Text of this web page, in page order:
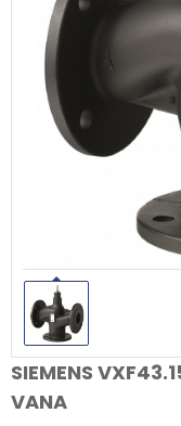
SIEMENS
VANA